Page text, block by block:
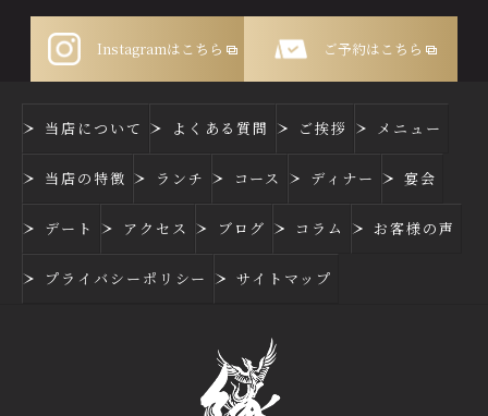
Instagramはこちら ご予約はこちら
当店について よくある質問 ご挨拶 メニュー
当店の特徴 ランチ コース ディナー 宴会
デート アクセス ブログ コラム お客様の声
プライバシーポリシー サイトマップ